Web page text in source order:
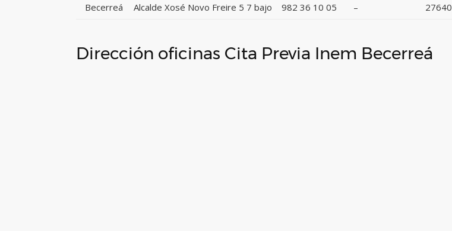
Becerreá Alcalde Xosé Novo Freire 5 7 bajo 982 36 10 05 – 27640
Dirección oficinas Cita Previa Inem Becerreá